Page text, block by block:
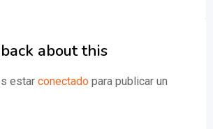
about this
estar conectado para publicar un